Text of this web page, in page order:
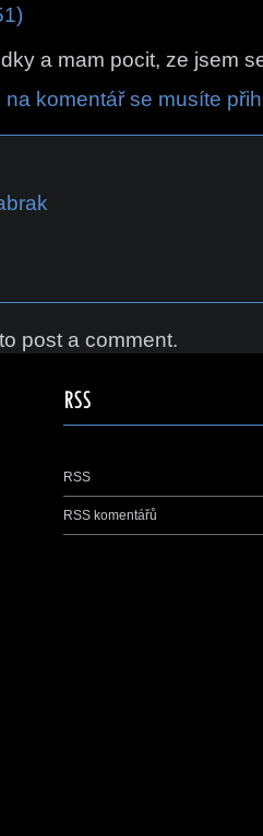
a mam pocit, ze jsem
komentář se musíte
to post a comment.
RSS
RSS komentářů